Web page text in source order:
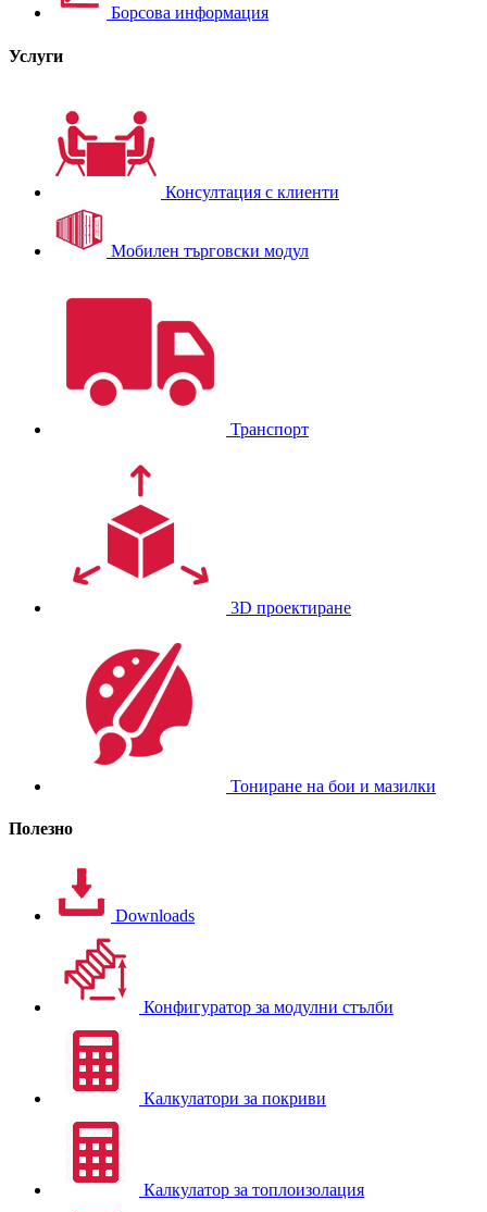
Борсова информация
Услуги
Консултация с клиенти
Мобилен търговски модул
Транспорт
3D проектиране
Тониране на бои и мазилки
Полезно
Downloads
Конфигуратор за модулни стълби
Калкулатори за покриви
Калкулатор за топлоизолация